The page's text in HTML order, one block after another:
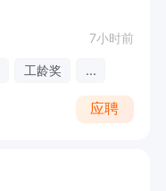
7小时前
工龄奖 ...
应聘